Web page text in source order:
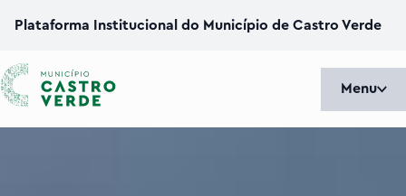
Plataforma Institucional do Município de Castro Verde
Menu